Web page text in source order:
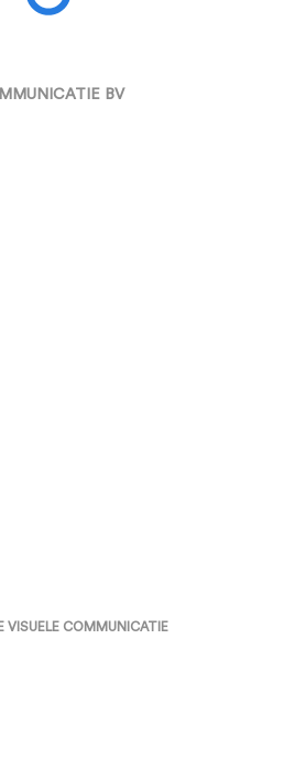
BV
VISUELE COMMUNICATIE